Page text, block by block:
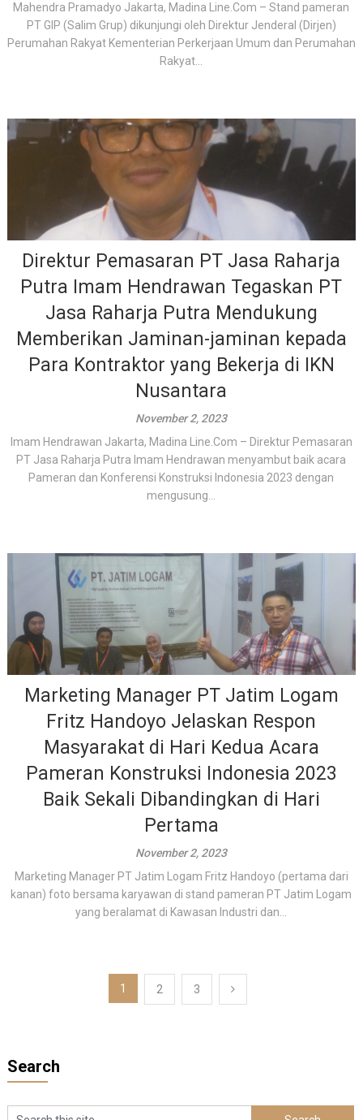
Mahendra Pramadyo Jakarta, Madina Line.Com – Stand pameran
PT GIP (Salim Grup) dikunjungi oleh Direktur Jenderal (Dirjen)
Perumahan Rakyat Kementerian Perkerjaan Umum dan Perumahan
Rakyat...
Direktur Pemasaran PT Jasa Raharja
Putra Imam Hendrawan Tegaskan PT
Jasa Raharja Putra Mendukung
Memberikan Jaminan-jaminan kepada
Para Kontraktor yang Bekerja di IKN
Nusantara
November 2, 2023
Imam Hendrawan Jakarta, Madina Line.Com – Direktur Pemasaran
PT Jasa Raharja Putra Imam Hendrawan menyambut baik acara
Pameran dan Konferensi Konstruksi Indonesia 2023 dengan
mengusung...
Marketing Manager PT Jatim Logam
Fritz Handoyo Jelaskan Respon
Masyarakat di Hari Kedua Acara
Pameran Konstruksi Indonesia 2023
Baik Sekali Dibandingkan di Hari
Pertama
November 2, 2023
Marketing Manager PT Jatim Logam Fritz Handoyo (pertama dari
kanan) foto bersama karyawan di stand pameran PT Jatim Logam
yang beralamat di Kawasan Industri dan...
1 2 3
Search